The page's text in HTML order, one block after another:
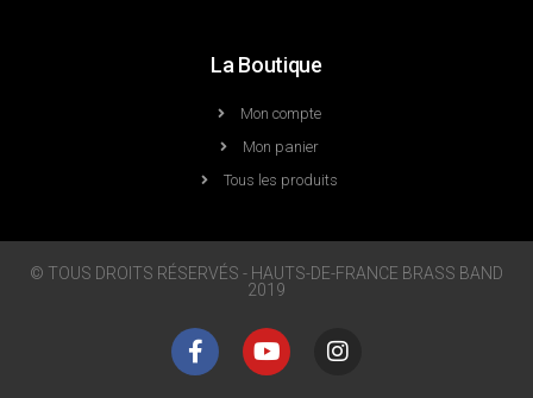
La Boutique
Mon compte
Mon panier
Tous les produits
© TOUS DROITS RÉSERVÉS - HAUTS-DE-FRANCE BRASS BAND
2019